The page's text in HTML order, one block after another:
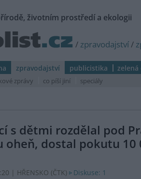
životním prostředí a ekologii
/ zpravodajství/
zpravodajství publicistika zelená
zprávy co píší jiní speciály
s dětmi rozdělal pod
oheň, dostal pokutu 10
| HŘENSKO (ČTK) Diskuse: 1